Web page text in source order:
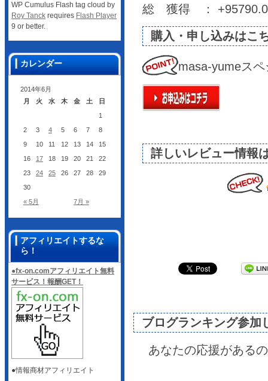
総 獲得 ：
購入・申し込みはこ
masa-yumeス
詳しいレビュー情報
ブログランキング参加
あなたの応援がある
WP Cumulus Flash tag cloud by
Roy Tanck requires Flash Player
9 or better.
カレンダー
2014年6月
月
火 水 木 金 土 日
« 5月 7月 »
1
2
3 4 5 6 7
8
9
10 11 12 13 14
15
16
17 18 19 20 21
22
23
24 25 26 27 28
29
30
アフィリエイトするな
ら！
●fx-on.comアフィリエイト無料
サービス！報酬GET！
●情報商材アフィリエイト